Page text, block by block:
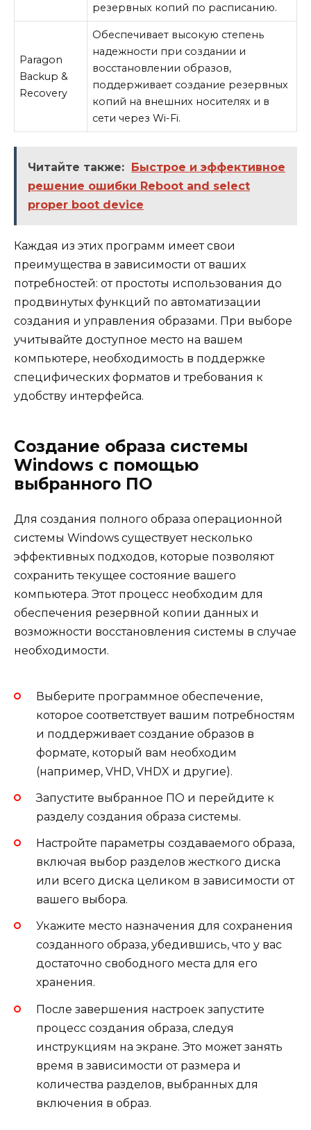
резервных копий по расписанию.
Paragon
Backup &
Recovery
Обеспечивает высокую степень
надежности при создании и
восстановлении образов,
поддерживает создание резервных
копий на внешних носителях и в
сети через Wi-Fi.
Читайте также:
Быстрое и эффективное
решение ошибки Reboot and select
proper boot device
Каждая из этих программ имеет свои
преимущества в зависимости от ваших
потребностей: от простоты использования до
продвинутых функций по автоматизации
создания и управления образами. При выборе
учитывайте доступное место на вашем
компьютере, необходимость в поддержке
специфических форматов и требования к
удобству интерфейса.
Создание образа системы
Windows с помощью
выбранного ПО
Для создания полного образа операционной
системы Windows существует несколько
эффективных подходов, которые позволяют
сохранить текущее состояние вашего
компьютера. Этот процесс необходим для
обеспечения резервной копии данных и
возможности восстановления системы в случае
необходимости.
Выберите программное обеспечение,
которое соответствует вашим потребностям
и поддерживает создание образов в
формате, который вам необходим
(например, VHD, VHDX и другие).
Запустите выбранное ПО и перейдите к
разделу создания образа системы.
Настройте параметры создаваемого образа,
включая выбор разделов жесткого диска
или всего диска целиком в зависимости от
вашего выбора.
Укажите место назначения для сохранения
созданного образа, убедившись, что у вас
достаточно свободного места для его
хранения.
После завершения настроек запустите
процесс создания образа, следуя
инструкциям на экране. Это может занять
время в зависимости от размера и
количества разделов, выбранных для
включения в образ.